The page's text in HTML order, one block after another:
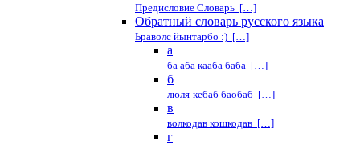
Предисловие Словарь […]
Обратный словарь русского языка
Ьраволс йынтарбо :) […]
а
ба аба кааба баба […]
б
люля-кебаб баобаб […]
в
волкодав кошкодав […]
г